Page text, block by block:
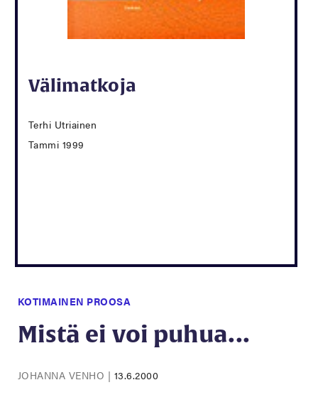
Välimatkoja
Terhi Utriainen
Tammi 1999
KOTIMAINEN PROOSA
Mistä ei voi puhua...
JOHANNA VENHO | 13.6.2000